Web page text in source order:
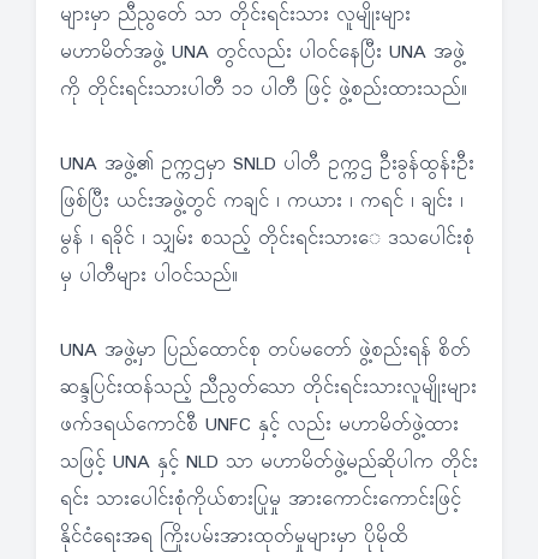
များမှာ ညီညွတ်ေ သာ တိုင်းရင်းသား လူမျိုးများ
မဟာမိတ်အဖွဲ့ UNA တွင်လည်း ပါဝင်နေပြီး UNA အဖွဲ့
ကို တိုင်းရင်းသားပါတီ ၁၁ ပါတီ ဖြင့် ဖွဲ့စည်းထားသည်။
UNA အဖွဲ့၏ ဥက္ကဌမှာ SNLD ပါတီ ဥက္ကဌ ဦးခွန်ထွန်းဦး
ဖြစ်ပြီး ယင်းအဖွဲ့တွင် ကချင် ၊ ကယား ၊ ကရင် ၊ ချင်း ၊
မွန် ၊ ရခိုင် ၊ သျှမ်း စသည့် တိုင်းရင်းသားေ ဒသပေါင်းစုံ
မှ ပါတီများ ပါဝင်သည်။
UNA အဖွဲ့မှာ ပြည်ထောင်စု တပ်မတော် ဖွဲ့စည်းရန် စိတ်
ဆန္ဒပြင်းထန်သည့် ညီညွတ်သော တိုင်းရင်းသားလူမျိုးများ
ဖက်ဒရယ်ကောင်စီ UNFC နှင့် လည်း မဟာမိတ်ဖွဲ့ထား
သဖြင့် UNA နှင့် NLD သာ မဟာမိတ်ဖွဲ့မည်ဆိုပါက တိုင်း
ရင်း သားပေါင်းစုံကိုယ်စားပြုမှု အားကောင်းကောင်းဖြင့်
နိုင်ငံရေးအရ ကြိုးပမ်းအားထုတ်မှုများမှာ ပိုမိုထိ